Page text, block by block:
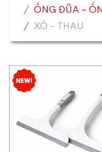
ỐNG ĐŨA -
XÔ - THAU